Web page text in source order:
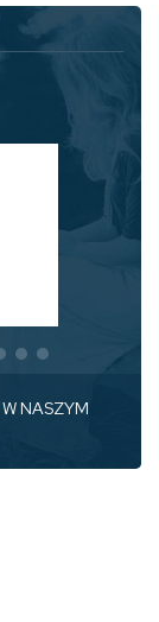
W NASZYM